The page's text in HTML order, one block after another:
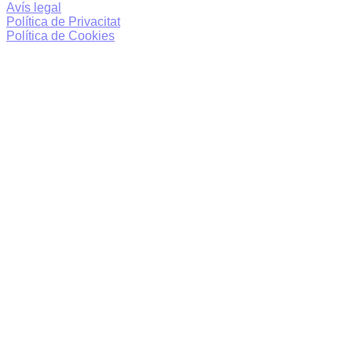
Avís legal
Política de Privacitat
Política de Cookies